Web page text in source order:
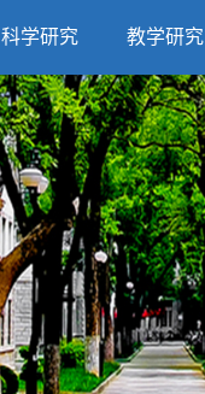
科学研究 教学研究